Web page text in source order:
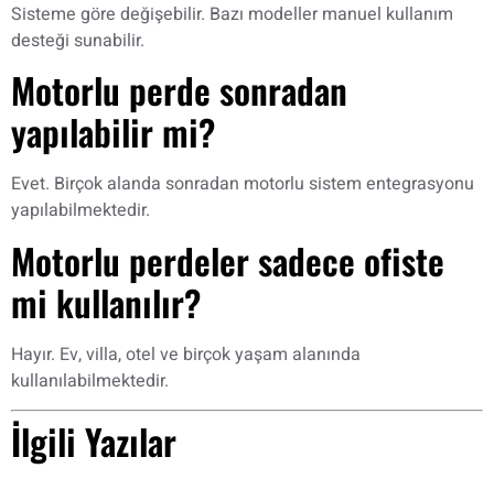
Sisteme göre değişebilir. Bazı modeller manuel kullanım
desteği sunabilir.
Motorlu perde sonradan
yapılabilir mi?
Evet. Birçok alanda sonradan motorlu sistem entegrasyonu
yapılabilmektedir.
Motorlu perdeler sadece ofiste
mi kullanılır?
Hayır. Ev, villa, otel ve birçok yaşam alanında
kullanılabilmektedir.
İlgili Yazılar